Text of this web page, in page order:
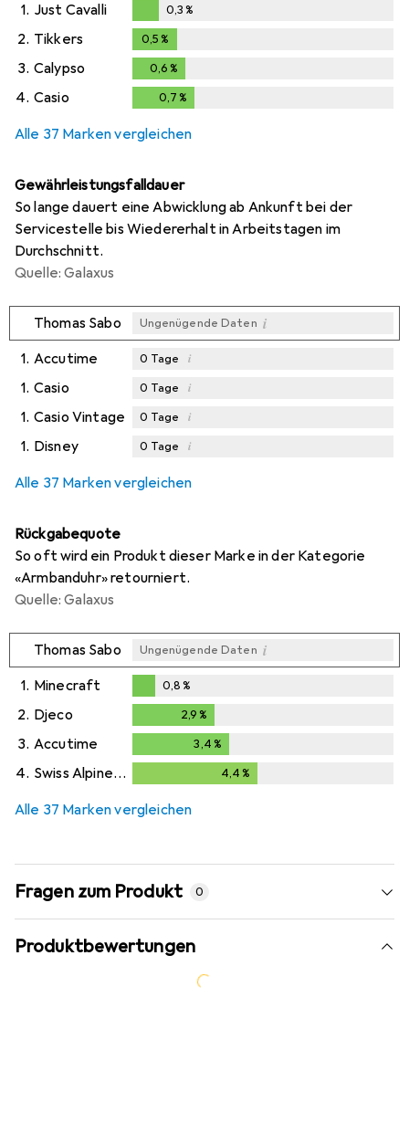
1. Just Cavalli
0,3%
0,3%
2. Tikkers 0,5 %
3. Calypso 0,6 %
4. Casio 0,7 %
Alle 37 Marken vergleichen
Gewährleistungsfalldauer
So lange dauert eine Abwicklung ab Ankunft bei der
Servicestelle bis Wiedererhalt in Arbeitstagen im
Durchschnitt.
Quelle: Galaxus
Thomas Sabo Ungenügende Daten i
1. Accutime 0 Tage i
1. Casio 0 Tage i
1. Casio Vintage 0 Tage i
1. Disney 0 Tage i
Alle 37 Marken vergleichen
Rückgabequote
So oft wird ein Produkt dieser Marke in der Kategorie
«Armbanduhr» retourniert.
Quelle: Galaxus
Thomas Sabo Ungenügende Daten i
1. Minecraft
0,8%
0,8%
2. Djeco 2,9 %
3. Accutime 3,4 %
4. Swiss Alpine Military 4,4 %
Alle 37 Marken vergleichen
Fragen zum Produkt 0
Produktbewertungen